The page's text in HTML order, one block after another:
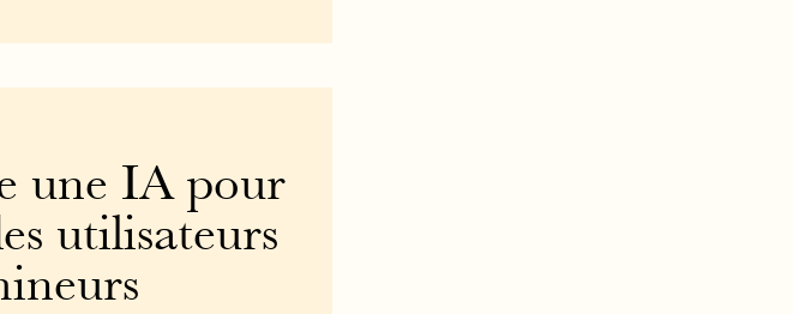
une IA pour
utilisateurs